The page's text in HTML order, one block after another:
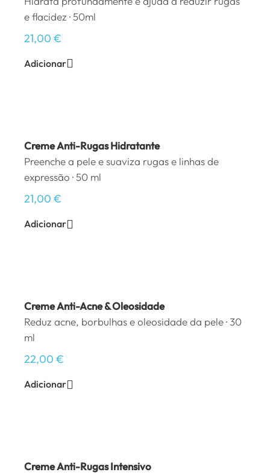
e flacidez · 50ml
21,00 €
Adicionar
Creme Anti-Rugas Hidratante
Preenche a pele e suaviza rugas e linhas de
expressão · 50 ml
21,00 €
Adicionar
Creme Anti-Acne & Oleosidade
Reduz acne, borbulhas e oleosidade da pele · 30
ml
22,00 €
Adicionar
Creme Anti-Rugas Intensivo